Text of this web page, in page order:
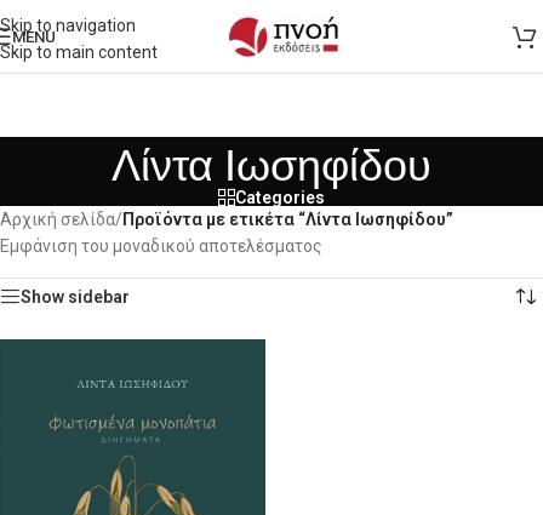
Skip to navigation
Skip to main content
MENU
Λίντα Ιωσηφίδου
Categories
Αρχική σελίδα/Προϊόντα με ετικέτα “Λίντα Ιωσηφίδου”
Εμφάνιση του μοναδικού αποτελέσματος
Show sidebar